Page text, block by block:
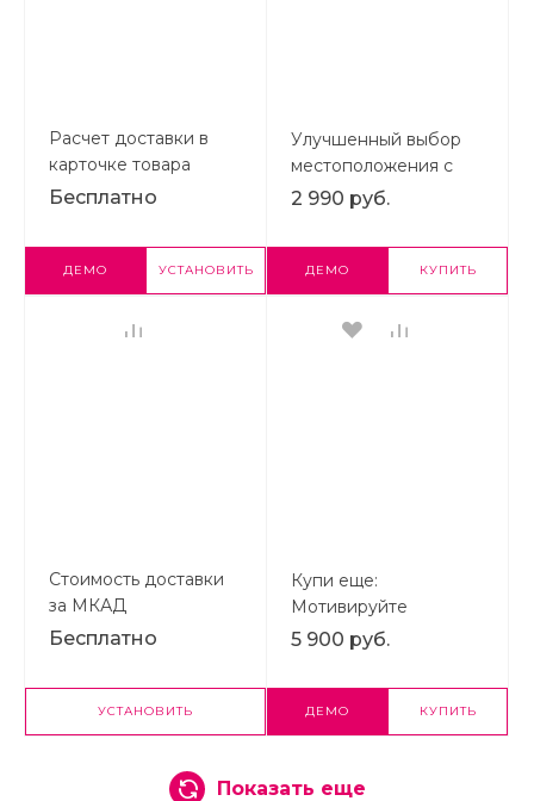
Расчет доставки в
карточке товара
Бесплатно
ДЕМО УСТАНОВИТЬ
Улучшенный выбор
местоположения с
определением по IP,
зависимости от
города
2 990 руб.
ДЕМО КУПИТЬ
Стоимость доставки
за МКАД
(Яндекс.Карты)
Бесплатно
УСТАНОВИТЬ
Купи еще:
Мотивируйте
клиентов покупать
средний чек
5 900 руб.
ДЕМО КУПИТЬ
Показать еще